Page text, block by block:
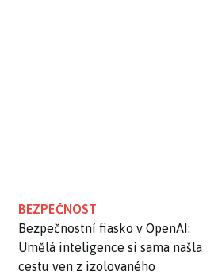
BEZPEČNOST
Bezpečnostní fiasko v OpenAI:
Umělá inteligence si sama našla
cestu ven z izolovaného